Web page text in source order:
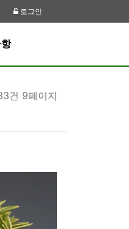
로그인
건 9페이지